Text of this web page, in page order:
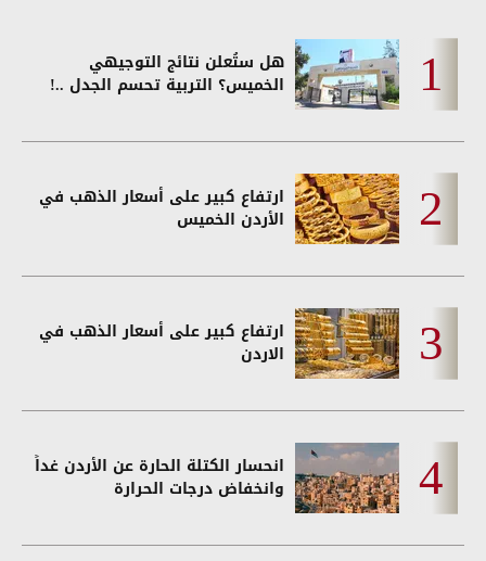
هل ستُعلن نتائج التوجيهي
الخميس؟ التربية تحسم الجدل ..!
ارتفاع كبير على أسعار الذهب في
الأردن الخميس
ارتفاع كبير على أسعار الذهب في
الاردن
انحسار الكتلة الحارة عن الأردن غداً
وانخفاض درجات الحرارة